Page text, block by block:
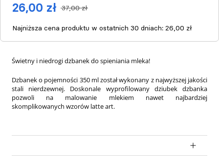
Świetny i niedrogi dzbanek do spieniania mleka!
Dzbanek o pojemności 350 ml został wykonany z najwyższej jakości
stali nierdzewnej. Doskonale wyprofilowany dziubek dzbanka
pozwoli na malowanie mlekiem nawet najbardziej
skomplikowanych wzorów latte art.
37,00 zł
26,00 zł
Najniższa cena produktu w ostatnich 30 dniach: 26,00 zł